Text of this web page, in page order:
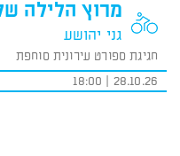
מרוץ הלילה של
גני יהושע
חגיגת ספורט עירונית סוחפת
28.10.26 | 18:00